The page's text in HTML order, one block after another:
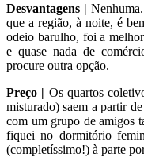
Desvantagens |
que a região, à noite, é
odeio barulho, foi a
e quase nada de
procure outra opção.
Preço | Os quartos
misturado) saem a partir
com um grupo de amigos
fiquei no dormitório
(completíssimo!) à parte